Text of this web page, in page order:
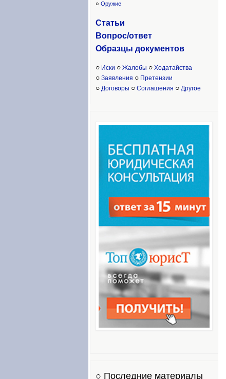
○ Оружие
Статьи
Вопрос/ответ
Образцы документов
○ Иски ○ Жалобы ○ Ходатайства
○ Заявления ○ Претензии
○ Договоры ○ Соглашения ○ Другое
○ Последние материалы